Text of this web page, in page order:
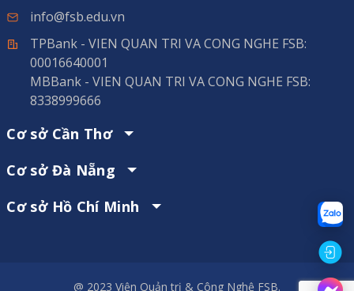
info@fsb.edu.vn
TPBank - VIEN QUAN TRI VA CONG NGHE FSB:
00016640001
MBBank - VIEN QUAN TRI VA CONG NGHE FSB:
8338999666
Cơ sở Cần Thơ
Cơ sở Đà Nẵng
Cơ sở Hồ Chí Minh
@ 2023 Viện Quản trị & Công Nghệ FSB.